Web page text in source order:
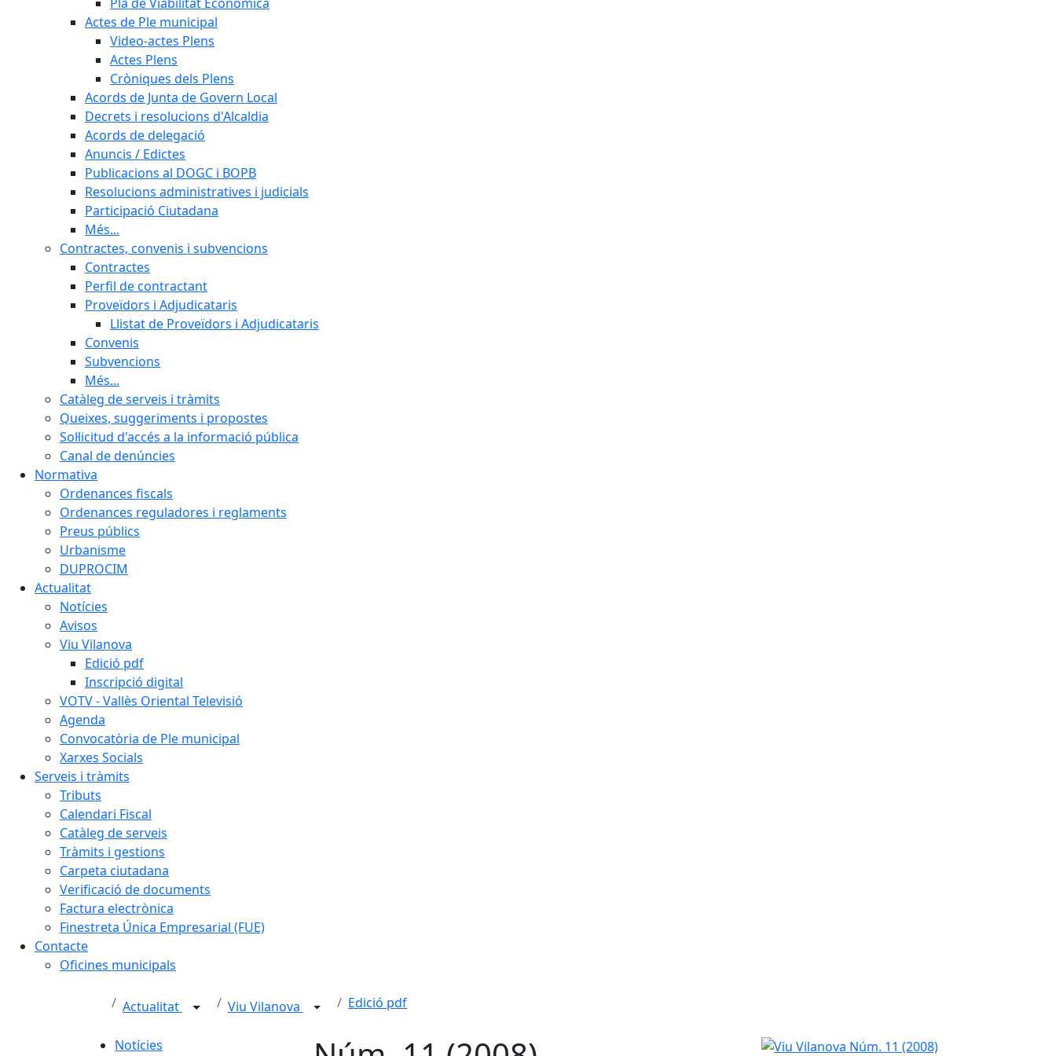
Actes de Ple municipal
Video-actes Plens
Actes Plens
Cròniques dels Plens
Acords de Junta de Govern Local
Decrets i resolucions d'Alcaldia
Acords de delegació
Anuncis / Edictes
Publicacions al DOGC i BOPB
Resolucions administratives i judicials
Participació Ciutadana
Més...
Contractes, convenis i subvencions
Contractes
Perfil de contractant
Proveïdors i Adjudicataris
Llistat de Proveïdors i Adjudicataris
Convenis
Subvencions
Més...
Catàleg de serveis i tràmits
Queixes, suggeriments i propostes
Sol·licitud d'accés a la informació pública
Canal de denúncies
Normativa
Ordenances fiscals
Ordenances reguladores i reglaments
Preus públics
Urbanisme
DUPROCIM
Actualitat
Notícies
Avisos
Viu Vilanova
Edició pdf
Inscripció digital
VOTV - Vallès Oriental Televisió
Agenda
Convocatòria de Ple municipal
Xarxes Socials
Serveis i tràmits
Tributs
Calendari Fiscal
Catàleg de serveis
Tràmits i gestions
Carpeta ciutadana
Verificació de documents
Factura electrònica
Finestreta Única Empresarial (FUE)
Contacte
Oficines municipals
Actualitat Viu Vilanova Edició pdf
Notícies
Viu Vilanova Núm. 11 (2008)